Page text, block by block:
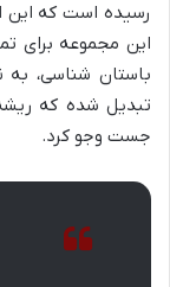
رسیده است که این
این مجموعه برای
باستان شناسی،
تبدیل شده که
جست وجو کرد.